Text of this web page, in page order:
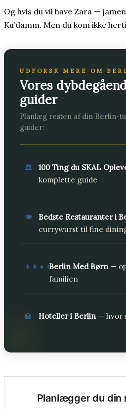
Og hvis du vil have Zara —
Ku’damm. Men du kom ikke
UDFORSK MERE OM
Vores
guider
Planlæg resten af din Berlin-
guider:
🏛️ 100 Ting du SKAL
komplette guide
🍽️ Bedste Restauranter i
currywurst til fine
👨‍👩‍👧‍👦Berlin Med Børn —
familien
🏨 Hoteller i Berlin — hvor
Planlægger du din